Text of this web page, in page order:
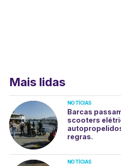
Mais lidas
NOTÍCIAS
Barcas
scooters
regras.
NOTÍCIAS